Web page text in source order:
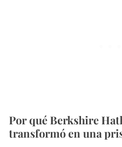
Por qué Berkshire
transformó en una